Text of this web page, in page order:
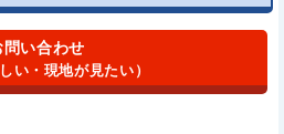
問い合わせ
い・現地が見たい）